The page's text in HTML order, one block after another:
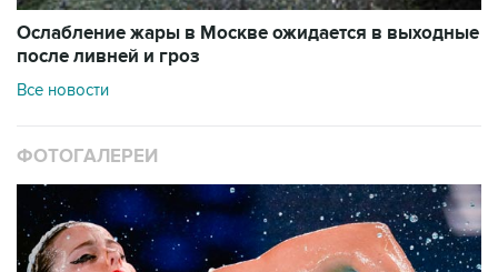
Ослабление жары в Москве ожидается в выходные
после ливней и гроз
Все новости
ФОТОГАЛЕРЕИ